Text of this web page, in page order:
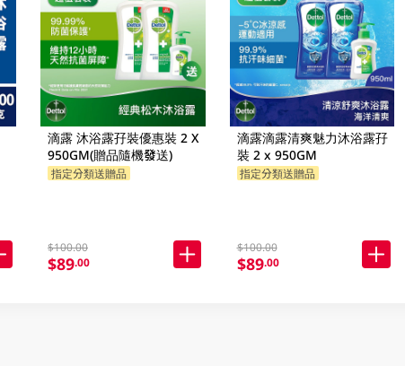
滴露 沐浴露孖裝優惠裝 2 X
950GM(贈品隨機發送)
指定分類送贈品
$100.00
$89.00
滴露滴露清爽魅力沐浴露孖
裝 2 x 950GM
指定分類送贈品
$100.00
$89.00